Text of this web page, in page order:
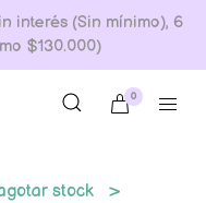
interés (Sin mínimo), 6
$130.000)
0
stock